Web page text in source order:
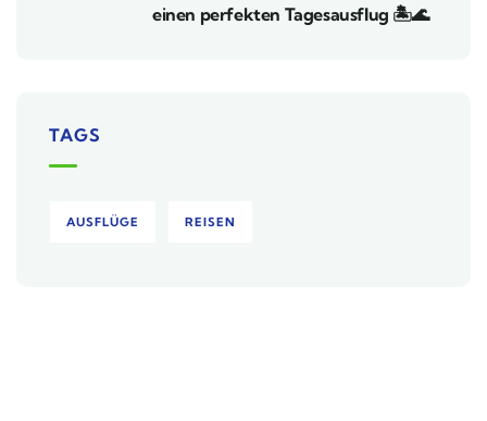
einen perfekten Tagesausflug 🏝️🌊
TAGS
AUSFLÜGE REISEN